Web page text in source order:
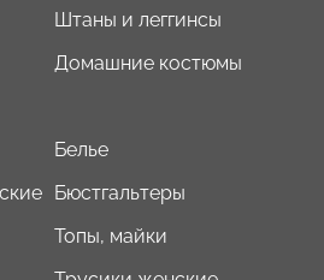
Штаны и леггинсы
Домашние костюмы
Белье
Бюстгальтеры
Топы, майки